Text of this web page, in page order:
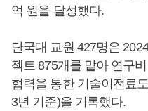
억 원을 달성했다.
단국대 교원 427명은
젝트 875개를 맡아 연구
협력을 통한 기술이전료
3년 기준)을 기록했다.